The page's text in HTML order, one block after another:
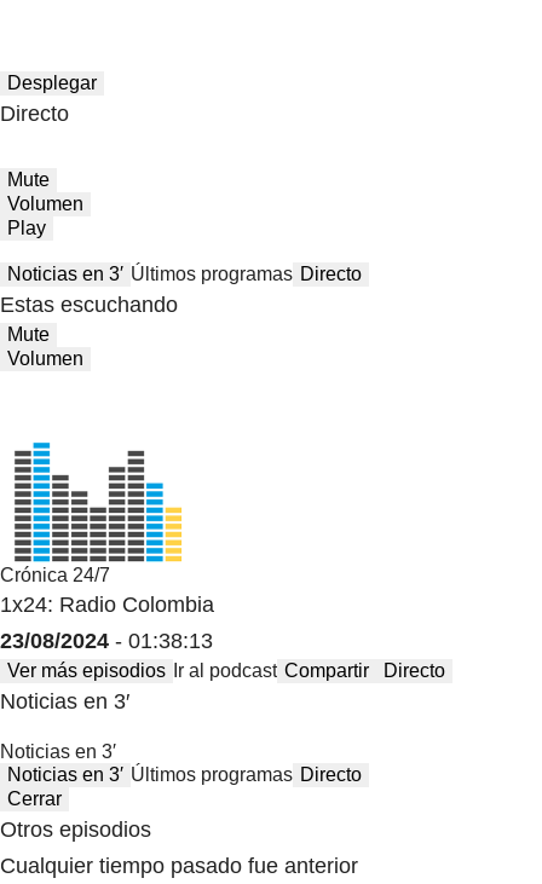
Desplegar
Directo
Mute
Volumen
Play
Noticias en 3′ Últimos programas Directo
Estas escuchando
Mute
Volumen
Crónica 24/7
1x24: Radio Colombia
23/08/2024 - 01:38:13
Ver más episodios Ir al podcast Compartir Directo
Noticias en 3′
Noticias en 3′
Noticias en 3′ Últimos programas Directo
Cerrar
Otros episodios
Cualquier tiempo pasado fue anterior